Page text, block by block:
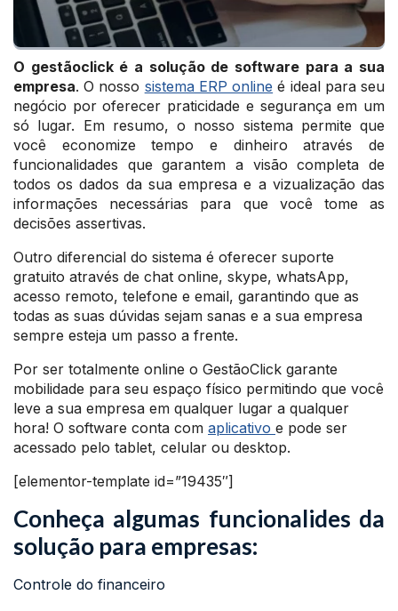
O gestãoclick é a solução de software para a sua
empresa. O nosso sistema ERP online é ideal para seu
negócio por oferecer praticidade e segurança em um
só lugar. Em resumo, o nosso sistema permite que
você economize tempo e dinheiro através de
funcionalidades que garantem a visão completa de
todos os dados da sua empresa e a vizualização das
informações necessárias para que você tome as
decisões assertivas.
Outro diferencial do sistema é oferecer suporte
gratuito através de chat online, skype, whatsApp,
acesso remoto, telefone e email, garantindo que as
todas as suas dúvidas sejam sanas e a sua empresa
sempre esteja um passo a frente.
Por ser totalmente online o GestãoClick garante
mobilidade para seu espaço físico permitindo que você
leve a sua empresa em qualquer lugar a qualquer
hora! O software conta com aplicativo e pode ser
acessado pelo tablet, celular ou desktop.
[elementor-template id=”19435″]
Conheça algumas funcionalides da
solução para empresas:
Controle do financeiro